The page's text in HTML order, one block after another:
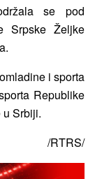
se pod
Srpske Željke
i sporta
Republike
Srbiji.
/RTRS/